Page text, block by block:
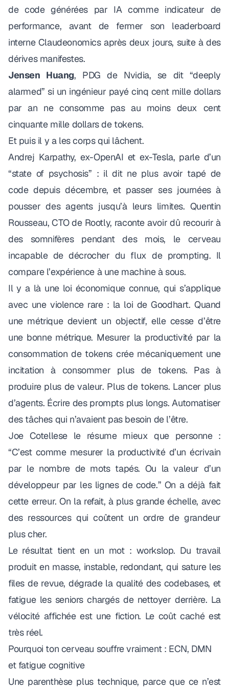
de code générées par IA comme indicateur de
performance, avant de fermer son leaderboard
interne Claudeonomicsaprès deux jours, suite à des
dérives manifestes.
Jensen Huang, PDG de Nvidia, se dit “deeply
alarmed” si un ingénieur payé cinq cent mille dollars
par an ne consomme pas au moins deux cent
cinquante mille dollars de tokens.
Et puis il y a les corps qui lâchent.
Andrej Karpathy, ex-OpenAI et ex-Tesla, parle d’un
“state of psychosis” : il dit ne plus avoir tapé de
code depuis décembre, et passer ses journées à
pousser des agents jusqu’à leurs limites. Quentin
Rousseau, CTO de Rootly, raconte avoir dû recourir à
des somnifères pendant des mois, le cerveau
incapable de décrocher du flux de prompting. Il
compare l’expérience à une machine à sous.
Il y a là une loi économique connue, qui s’applique
avec une violence rare : la loi de Goodhart. Quand
une métrique devient un objectif, elle cesse d’être
une bonne métrique. Mesurer la productivité par la
consommation de tokens crée mécaniquement une
incitation à consommer plus de tokens. Pas à
produire plus de valeur. Plus de tokens. Lancer plus
d’agents. Écrire des prompts plus longs. Automatiser
des tâches qui n’avaient pas besoin de l’être.
Joe Cotellese le résume mieux que personne :
“C’est comme mesurer la productivité d’un écrivain
par le nombre de mots tapés. Ou la valeur d’un
développeur par les lignes de code.” On a déjà fait
cette erreur. On la refait, à plus grande échelle, avec
des ressources qui coûtent un ordre de grandeur
plus cher.
Le résultat tient en un mot : workslop. Du travail
produit en masse, instable, redondant, qui sature les
files de revue, dégrade la qualité des codebases, et
fatigue les seniors chargés de nettoyer derrière. La
vélocité affichée est une fiction. Le coût caché est
très réel.
Pourquoi ton cerveau souffre vraiment : ECN, DMN
et fatigue cognitive
Une parenthèse plus technique, parce que ce n’est